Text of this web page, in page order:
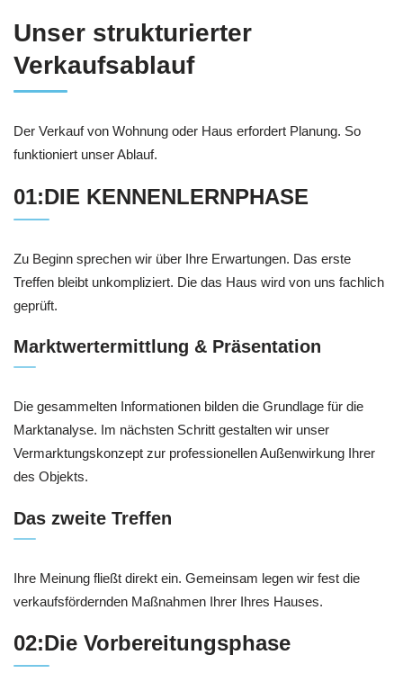
Unser strukturierter
Verkaufsablauf
Der Verkauf von Wohnung oder Haus erfordert Planung. So
funktioniert unser Ablauf.
01:DIE KENNENLERNPHASE
Zu Beginn sprechen wir über Ihre Erwartungen. Das erste
Treffen bleibt unkompliziert. Die das Haus wird von uns fachlich
geprüft.
Marktwertermittlung & Präsentation
Die gesammelten Informationen bilden die Grundlage für die
Marktanalyse. Im nächsten Schritt gestalten wir unser
Vermarktungskonzept zur professionellen Außenwirkung Ihrer
des Objekts.
Das zweite Treffen
Ihre Meinung fließt direkt ein. Gemeinsam legen wir fest die
verkaufsfördernden Maßnahmen Ihrer Ihres Hauses.
02:Die Vorbereitungsphase